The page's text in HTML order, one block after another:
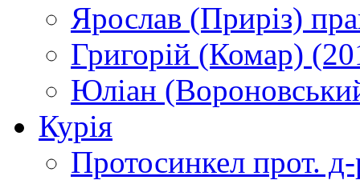
Ярослав (Приріз)
Григорій (Комар)
Юліан
Курія
Протосинкел прот.